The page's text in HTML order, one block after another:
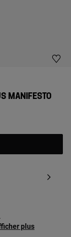
MANIFESTO
plus